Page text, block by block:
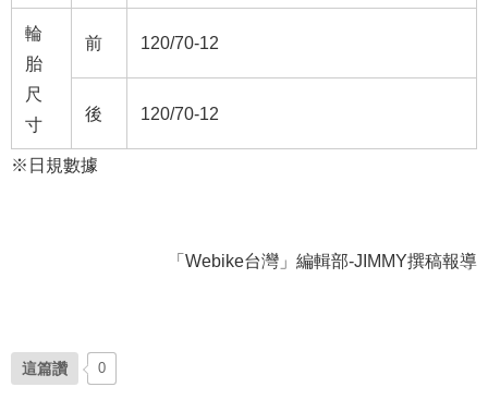
輪
胎
尺
寸
前 120/70-12
後 120/70-12
※日規數據
「Webike台灣」編輯部-JIMMY撰稿報導
這篇讚 0